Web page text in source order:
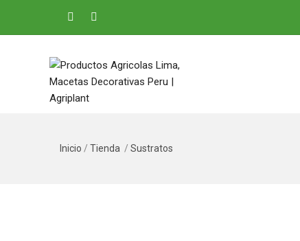
Inicio / Tienda / Sustratos